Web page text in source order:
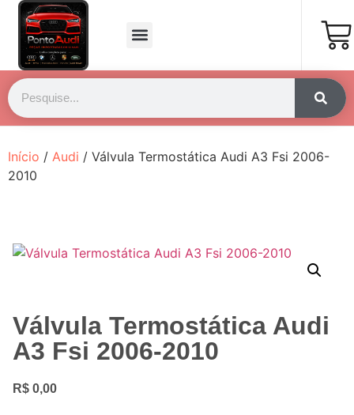
Início / Audi / Válvula Termostática Audi A3 Fsi 2006-
2010
Válvula Termostática Audi
A3 Fsi 2006-2010
R$ 0,00